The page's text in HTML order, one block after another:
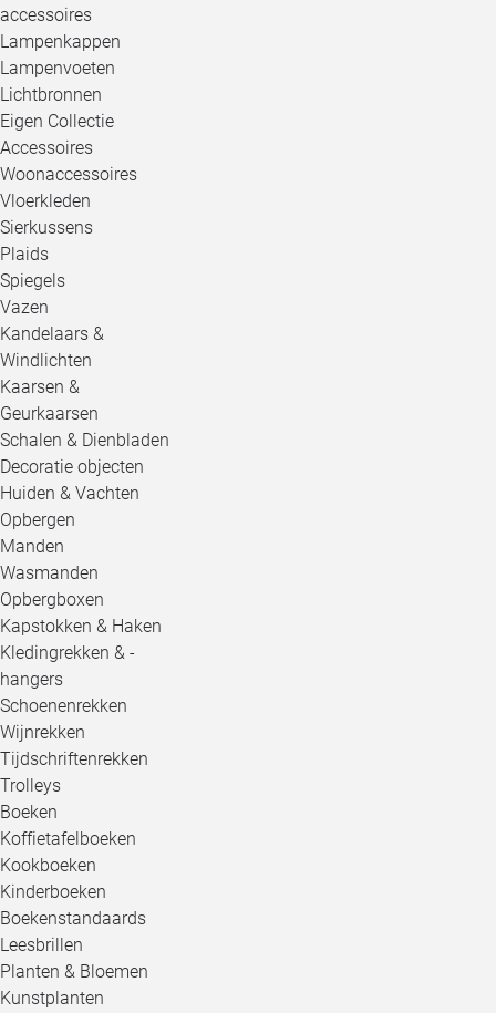
accessoires
Lampenkappen
Lampenvoeten
Lichtbronnen
Eigen Collectie
Accessoires
Woonaccessoires
Vloerkleden
Sierkussens
Plaids
Spiegels
Vazen
Kandelaars &
Windlichten
Kaarsen &
Geurkaarsen
Schalen & Dienbladen
Decoratie objecten
Huiden & Vachten
Opbergen
Manden
Wasmanden
Opbergboxen
Kapstokken & Haken
Kledingrekken & -
hangers
Schoenenrekken
Wijnrekken
Tijdschriftenrekken
Trolleys
Boeken
Koffietafelboeken
Kookboeken
Kinderboeken
Boekenstandaards
Leesbrillen
Planten & Bloemen
Kunstplanten